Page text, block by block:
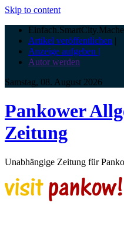
Skip to content
Artikel veröffentlichen |
Anzeige aufgeben |
Autor werden
Samstag, 08. August 2026
Pankower
Zeitung
Unabhängige Zeitung für